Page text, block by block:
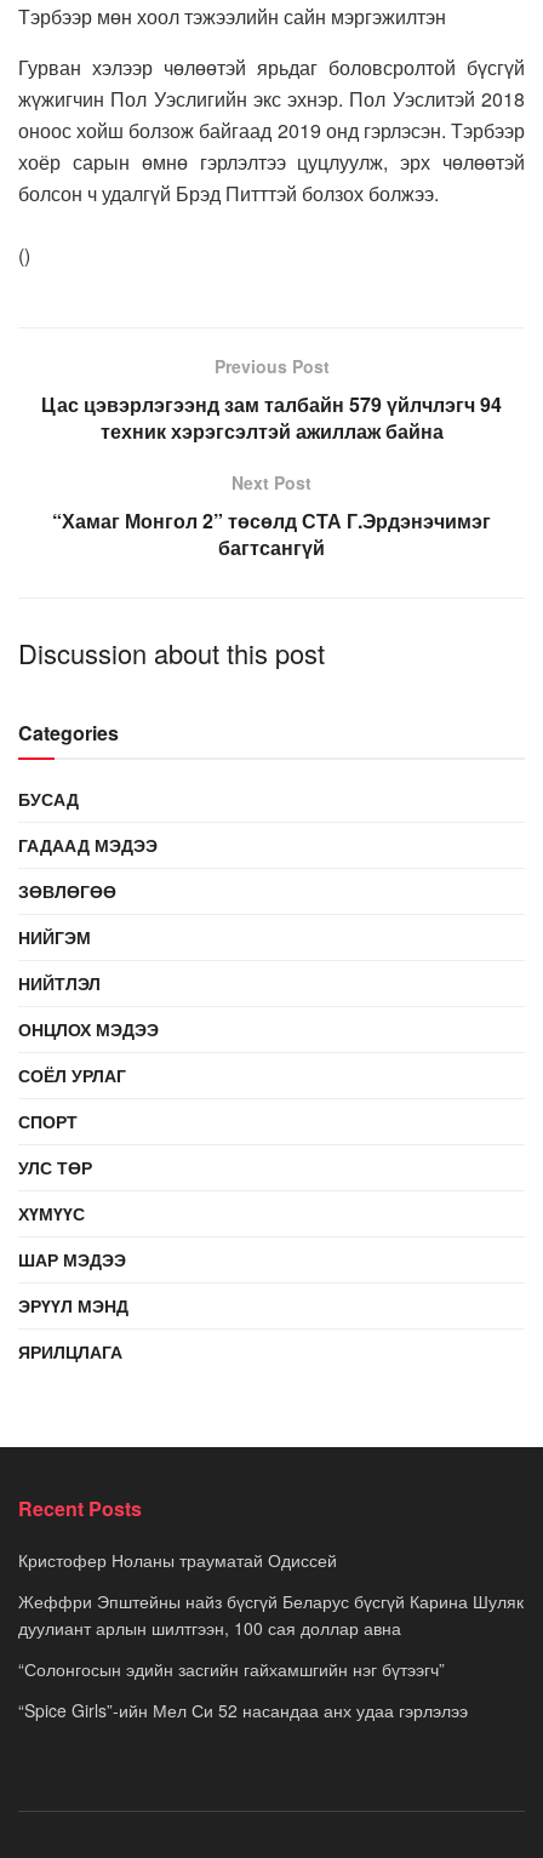
Тэрбээр мөн хоол тэжээлийн сайн мэргэжилтэн
Гурван хэлээр чөлөөтэй ярьдаг боловсролтой бүсгүй
жүжигчин Пол Уэслигийн экс эхнэр. Пол Уэслитэй 2018
оноос хойш болзож байгаад 2019 онд гэрлэсэн. Тэрбээр
хоёр сарын өмнө гэрлэлтээ цуцлуулж, эрх чөлөөтэй
болсон ч удалгүй Брэд Питттэй болзох болжээ.
()
Previous Post
Цас цэвэрлэгээнд зам талбайн 579 үйлчлэгч 94
техник хэрэгсэлтэй ажиллаж байна
Next Post
“Хамаг Монгол 2” төсөлд СТА Г.Эрдэнэчимэг
багтсангүй
Discussion about this post
Categories
БУСАД
ГАДААД МЭДЭЭ
ЗӨВЛӨГӨӨ
НИЙГЭМ
НИЙТЛЭЛ
ОНЦЛОХ МЭДЭЭ
СОЁЛ УРЛАГ
СПОРТ
УЛС ТӨР
ХҮМҮҮС
ШАР МЭДЭЭ
ЭРҮҮЛ МЭНД
ЯРИЛЦЛАГА
Recent Posts
Кристофер Ноланы трауматай Одиссей
Жеффри Эпштейны найз бүсгүй Беларус бүсгүй Карина Шуляк
дуулиант арлын шилтгээн, 100 сая доллар авна
“Солонгосын эдийн засгийн гайхамшгийн нэг бүтээгч”
“Spice Girls”-ийн Мел Си 52 насандаа анх удаа гэрлэлээ